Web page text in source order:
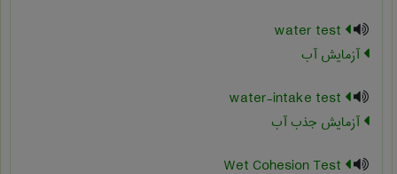
آزمایش آب
آزمایش جذب آب